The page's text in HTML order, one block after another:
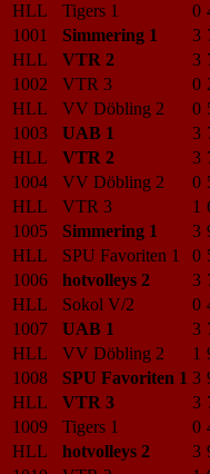
HLL
Tigers 1 0
1001
Simmering 1 3
HLL
VTR 2 3
1002
VTR 3 0
HLL
VV Döbling 2 0
1003
UAB 1 3
HLL
VTR 2 3
1004
VV Döbling 2 0
HLL
VTR 3 1
1005
Simmering 1 3
HLL
SPU Favoriten 1 0
1006
hotvolleys 2 3
HLL
Sokol V/2 0
1007
UAB 1 3
HLL
VV Döbling 2 1
1008
SPU Favoriten 1 3
HLL
VTR 3 3
1009
Tigers 1 0
HLL
hotvolleys 2 3